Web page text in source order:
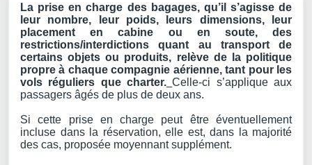
La prise en charge des bagages, qu’il s’agisse de
leur nombre, leur poids, leurs dimensions, leur
placement en cabine ou en soute, des
restrictions/interdictions quant au transport de
certains objets ou produits, relève de la politique
propre à chaque compagnie aérienne, tant pour les
vols réguliers que charter. Celle-ci s’applique aux
passagers âgés de plus de deux ans.
Si cette prise en charge peut être éventuellement
incluse dans la réservation, elle est, dans la majorité
des cas, proposée moyennant supplément.